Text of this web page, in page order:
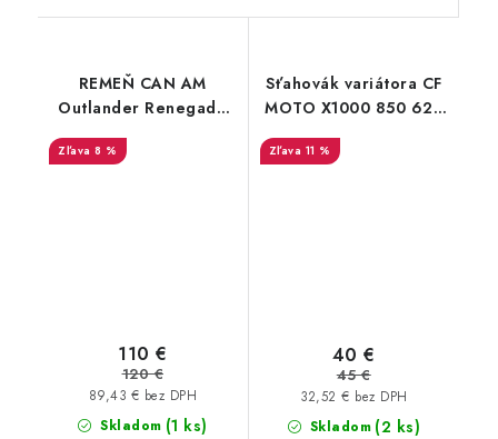
REMEŇ CAN AM
Outlander Renegade
Commander Optibelt
11120 715000302
8 %
Skladom (1 ks)
89,43 € bez DPH
110 €
120 €
Sťahovák variátora CF
MOTO X1000 850 625
550 520 450
11 %
Skladom (2 ks)
32,52 € bez DPH
40 €
45 €